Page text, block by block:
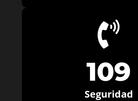

109
Seguridad